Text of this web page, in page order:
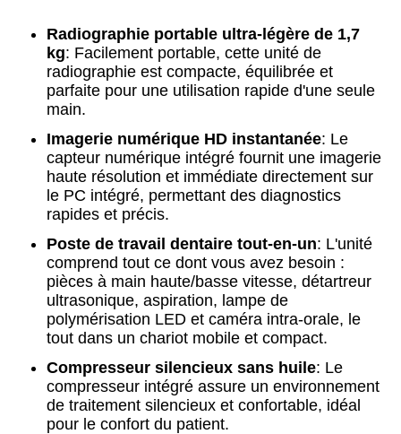
Radiographie portable ultra-légère de 1,7
kg: Facilement portable, cette unité de
radiographie est compacte, équilibrée et
parfaite pour une utilisation rapide d'une seule
main.
Imagerie numérique HD instantanée: Le
capteur numérique intégré fournit une imagerie
haute résolution et immédiate directement sur
le PC intégré, permettant des diagnostics
rapides et précis.
Poste de travail dentaire tout-en-un: L'unité
comprend tout ce dont vous avez besoin :
pièces à main haute/basse vitesse, détartreur
ultrasonique, aspiration, lampe de
polymérisation LED et caméra intra-orale, le
tout dans un chariot mobile et compact.
Compresseur silencieux sans huile: Le
compresseur intégré assure un environnement
de traitement silencieux et confortable, idéal
pour le confort du patient.